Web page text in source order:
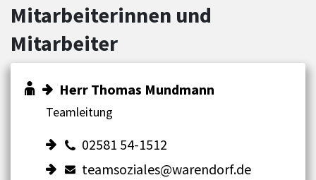
Mitarbeiterinnen und
Mitarbeiter
Herr Thomas Mundmann
Teamleitung
02581 54-1512
teamsoziales@warendorf.de